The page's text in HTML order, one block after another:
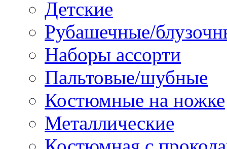
Детские
Рубашечные/
Наборы ассорти
Пальтовые/шубные
Костюмные на ножке
Металлические